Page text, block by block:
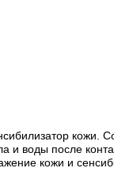
воды после
кожи и